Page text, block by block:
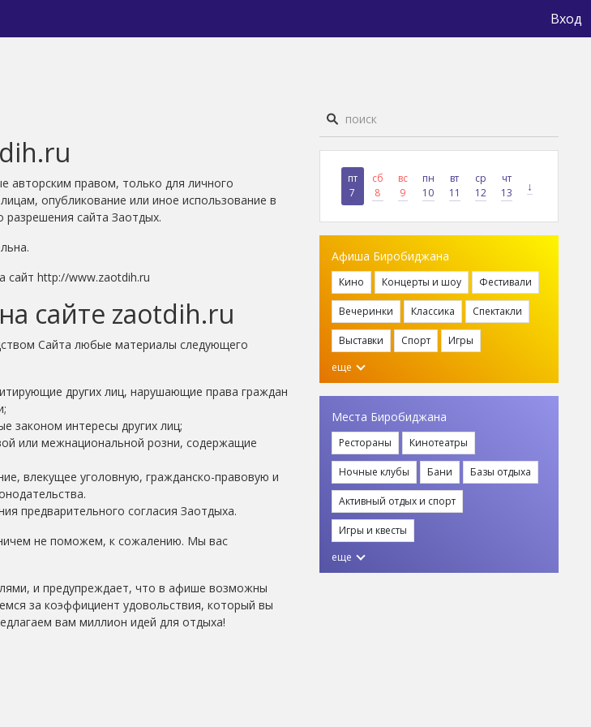
Вход
авторским правом, только для личного
опубликование или иное использование в
разрешения сайта Заотдых.
сайт http://www.zaotdih.ru
сайте zaotdih.ru
Сайта любые материалы следующего
других лиц, нарушающие права граждан
законом интересы других лиц;
или межнациональной розни, содержащие
влекущее уголовную, гражданско-правовую и
предварительного согласия Заотдыха.
не поможем, к сожалению. Мы вас
и предупреждает, что в афише возможны
за коэффициент удовольствия, который вы
вам миллион идей для отдыха!
пт
7
сб
8
вс
9
пн
10
вт
11
ср
12
чт
13
↓
Афиша Биробиджана
Кино Концерты и шоу Фестивали
Вечеринки Классика Спектакли
Выставки Спорт
Игры
еще
Места Биробиджана
Рестораны Кинотеатры
Ночные клубы Бани Базы отдыха
Активный отдых и спорт
Игры и квесты
еще